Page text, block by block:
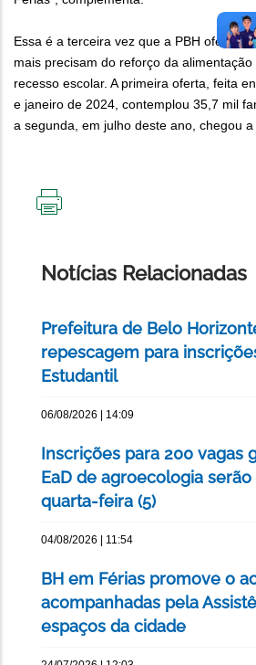
Essa é a terceira vez que a PBH oferta
mais precisam do reforço da
recesso escolar. A primeira oferta, feita
e janeiro de 2024, contemplou 35,7 mil
a segunda, em julho deste ano, chegou
Notícias Relacionadas
Prefeitura de Belo
repescagem para
Estudantil
06/08/2026 | 14:09
Inscrições para 200 vagas
EaD de agroecologia
quarta-feira (5)
04/08/2026 | 11:54
BH em Férias promove o
acompanhadas pela
espaços da cidade